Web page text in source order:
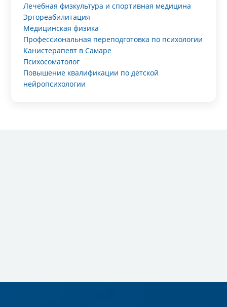
Лечебная физкультура и спортивная медицина
Эргореабилитация
Медицинская физика
Профессиональная переподготовка по психологии
Канистерапевт в Самаре
Психосоматолог
Повышение квалификации по детской
нейропсихологии